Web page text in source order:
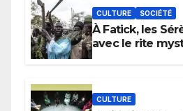
CULTURE SOCIÉTÉ
À Fatick, les
avec le rite
CULTURE